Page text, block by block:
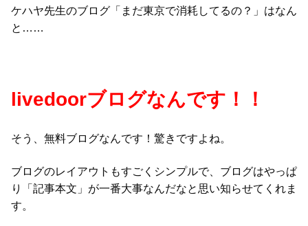
ケハヤ先生のブログ「まだ東京で消耗してるの？」はなん
と……
livedoorブログなんです！！
そう、無料ブログなんです！驚きですよね。
ブログのレイアウトもすごくシンプルで、ブログはやっぱ
り「記事本文」が一番大事なんだなと思い知らせてくれま
す。